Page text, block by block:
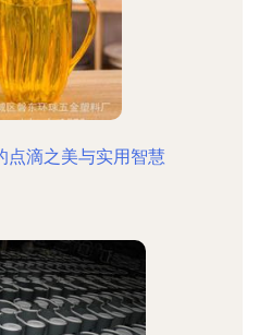
点滴之美与实用智慧